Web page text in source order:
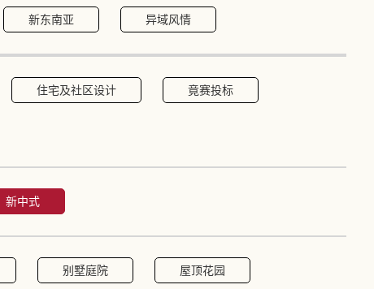
新东南亚 异域风情
住宅及社区设计 竟赛投标
新中式
别墅庭院 屋顶花园